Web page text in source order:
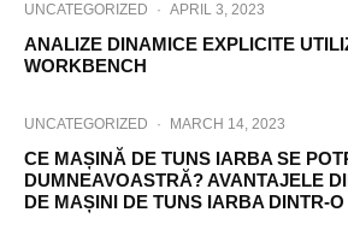
UNCATEGORIZED · APRIL 3, 2023
ANALIZE DINAMICE EXPLICITE
WORKBENCH
UNCATEGORIZED · MARCH 14, 2023
CE MAȘINĂ DE TUNS IARBA SE
DUMNEAVOASTRĂ? AVANTAJELE
DE MAȘINI DE TUNS IARBA DINTR-